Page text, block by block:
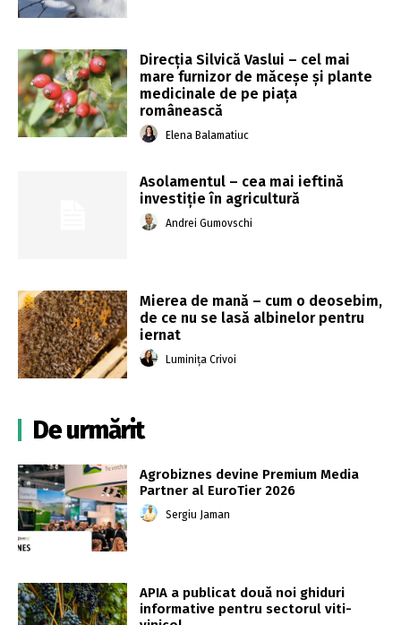
Direcția Silvică Vaslui – cel mai
mare furnizor de măceșe și plante
medicinale de pe piața
românească
Elena Balamatiuc
Asolamentul – cea mai ieftină
investiţie în agricultură
Andrei Gumovschi
Mierea de mană – cum o deosebim,
de ce nu se lasă albinelor pentru
iernat
Luminița Crivoi
De urmărit
Agrobiznes devine Premium Media
Partner al EuroTier 2026
Sergiu Jaman
APIA a publicat două noi ghiduri
informative pentru sectorul viti-